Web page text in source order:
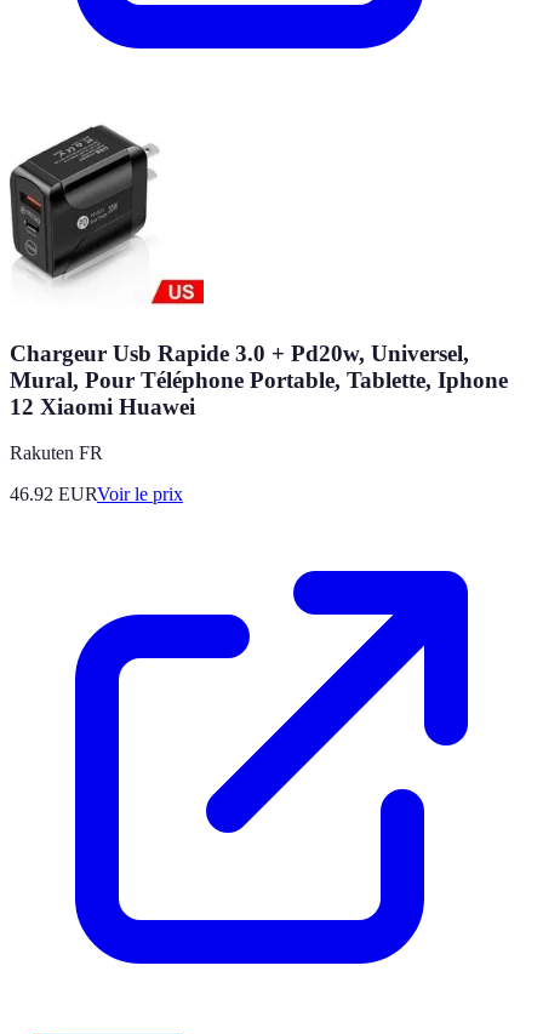
Chargeur Usb Rapide 3.0 + Pd20w, Universel,
Mural, Pour Téléphone Portable, Tablette, Iphone
12 Xiaomi Huawei
Rakuten FR
46.92 EURVoir le prix